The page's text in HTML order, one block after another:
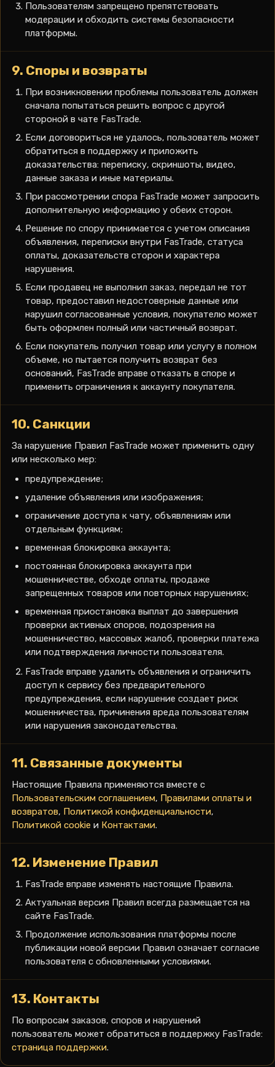
Пользователям запрещено препятствовать
модерации и обходить системы безопасности
платформы.
9. Споры и возвраты
При возникновении проблемы пользователь должен
сначала попытаться решить вопрос с другой
стороной в чате FasTrade.
Если договориться не удалось, пользователь может
обратиться в поддержку и приложить
доказательства: переписку, скриншоты, видео,
данные заказа и иные материалы.
При рассмотрении спора FasTrade может запросить
дополнительную информацию у обеих сторон.
Решение по спору принимается с учетом описания
объявления, переписки внутри FasTrade, статуса
оплаты, доказательств сторон и характера
нарушения.
Если продавец не выполнил заказ, передал не тот
товар, предоставил недостоверные данные или
нарушил согласованные условия, покупателю может
быть оформлен полный или частичный возврат.
Если покупатель получил товар или услугу в полном
объеме, но пытается получить возврат без
оснований, FasTrade вправе отказать в споре и
применить ограничения к аккаунту покупателя.
10. Санкции
За нарушение Правил FasTrade может применить одну
или несколько мер:
предупреждение;
удаление объявления или изображения;
ограничение доступа к чату, объявлениям или
отдельным функциям;
временная блокировка аккаунта;
постоянная блокировка аккаунта при
мошенничестве, обходе оплаты, продаже
запрещенных товаров или повторных нарушениях;
временная приостановка выплат до завершения
проверки активных споров, подозрения на
мошенничество, массовых жалоб, проверки платежа
или подтверждения личности пользователя.
FasTrade вправе удалить объявления и ограничить
доступ к сервису без предварительного
предупреждения, если нарушение создает риск
мошенничества, причинения вреда пользователям
или нарушения законодательства.
11. Связанные документы
Настоящие Правила применяются вместе с
Пользовательским соглашением, Правилами оплаты и
возвратов, Политикой конфиденциальности,
Политикой cookie и Контактами.
12. Изменение Правил
FasTrade вправе изменять настоящие Правила.
Актуальная версия Правил всегда размещается на
сайте FasTrade.
Продолжение использования платформы после
публикации новой версии Правил означает согласие
пользователя с обновленными условиями.
13. Контакты
По вопросам заказов, споров и нарушений
пользователь может обратиться в поддержку FasTrade:
страница поддержки.